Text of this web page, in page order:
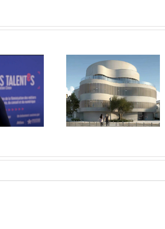
est levé sur
Théâtre
à Istres.
La première pierre
de l’Arena des
Sables-d’Olonne
posée.